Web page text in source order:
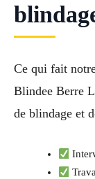
Ce qui fait
Blindee Berre
de blindage et